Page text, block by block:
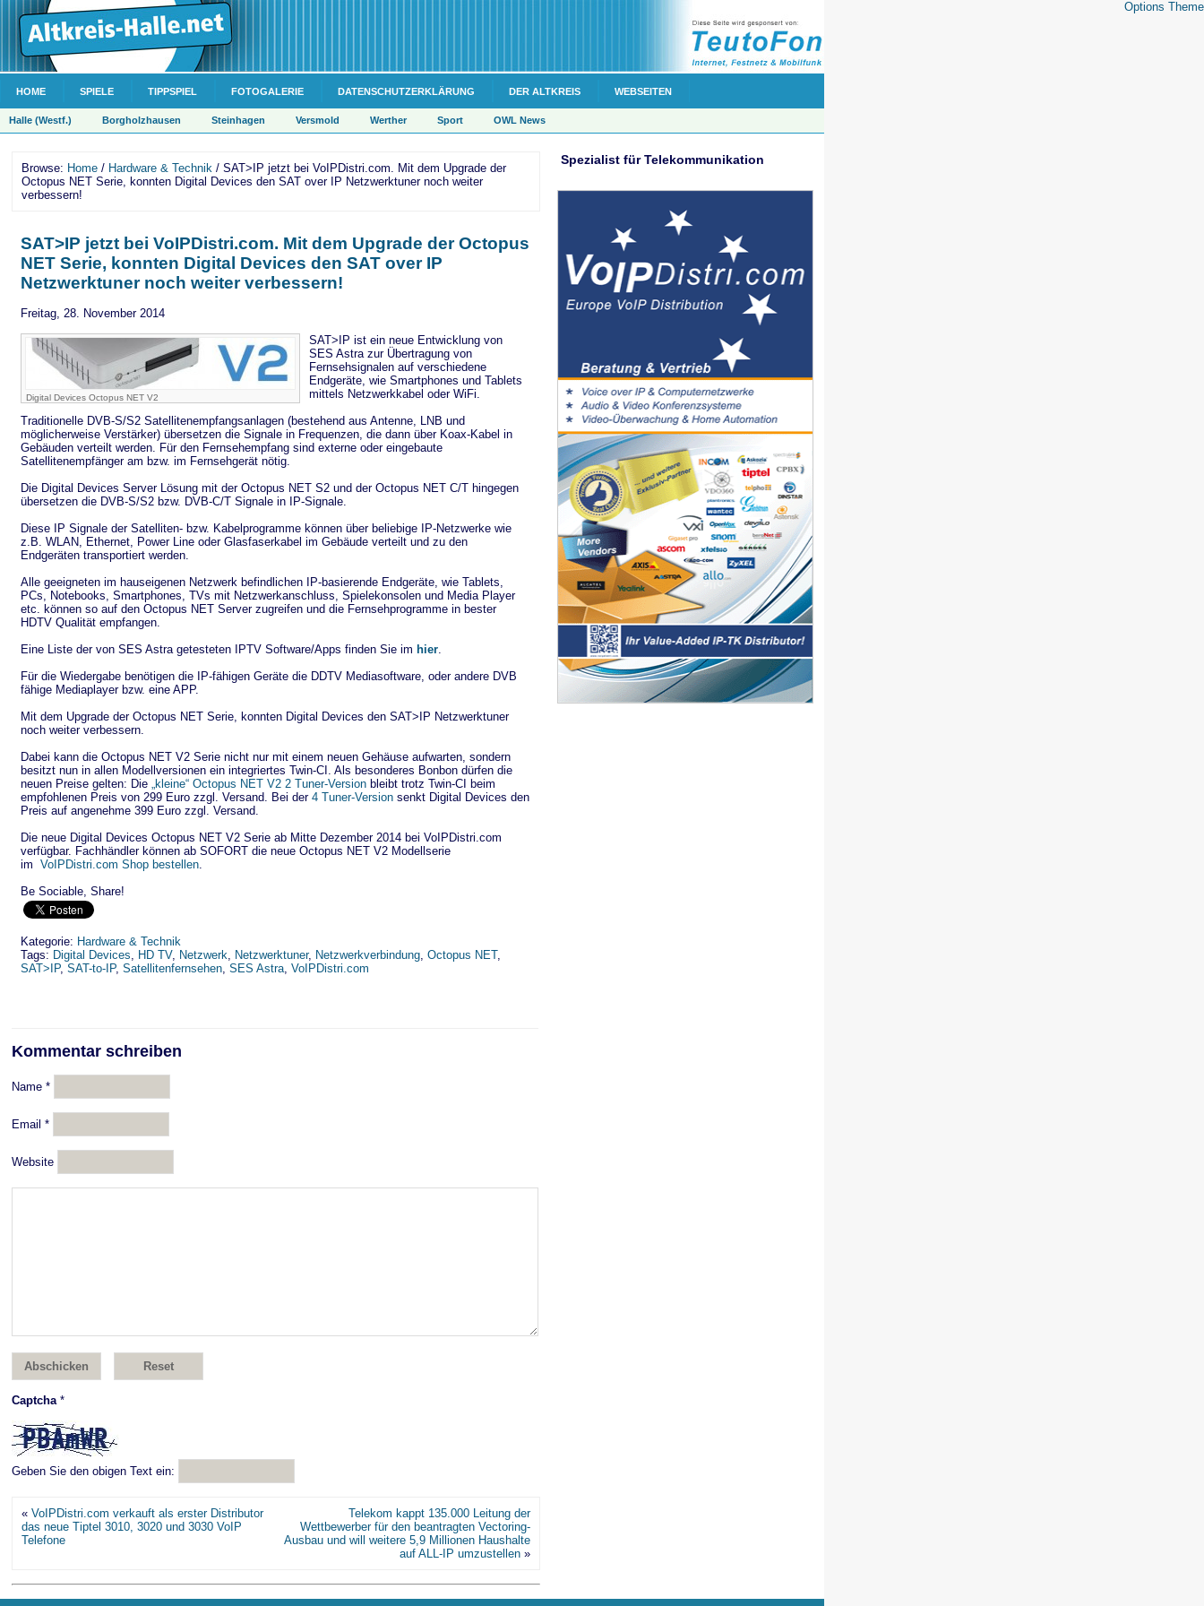
HOME SPIELE TIPPSPIEL FOTOGALERIE DATENSCHUTZERKLÄRUNG DER ALTKREIS WEBSEITEN
Halle (Westf.) Borgholzhausen Steinhagen Versmold Werther Sport OWL News
Browse: Home / Hardware & Technik / SAT>IP jetzt bei VoIPDistri.com. Mit dem Upgrade der
Octopus NET Serie, konnten Digital Devices den SAT over IP Netzwerktuner noch weiter
verbessern!
SAT>IP jetzt bei VoIPDistri.com. Mit dem Upgrade der Octopus
NET Serie, konnten Digital Devices den SAT over IP
Netzwerktuner noch weiter verbessern!
Freitag, 28. November 2014
Digital Devices Octopus NET V2
SAT>IP ist ein neue Entwicklung von
SES Astra zur Übertragung von
Fernsehsignalen auf verschiedene
Endgeräte, wie Smartphones und Tablets
mittels Netzwerkkabel oder WiFi.
Traditionelle DVB-S/S2 Satellitenempfangsanlagen (bestehend aus Antenne, LNB und
möglicherweise Verstärker) übersetzen die Signale in Frequenzen, die dann über Koax-Kabel in
Gebäuden verteilt werden. Für den Fernsehempfang sind externe oder eingebaute
Satellitenempfänger am bzw. im Fernsehgerät nötig.
Die Digital Devices Server Lösung mit der Octopus NET S2 und der Octopus NET C/T hingegen
übersetzen die DVB-S/S2 bzw. DVB-C/T Signale in IP-Signale.
Diese IP Signale der Satelliten- bzw. Kabelprogramme können über beliebige IP-Netzwerke wie
z.B. WLAN, Ethernet, Power Line oder Glasfaserkabel im Gebäude verteilt und zu den
Endgeräten transportiert werden.
Alle geeigneten im hauseigenen Netzwerk befindlichen IP-basierende Endgeräte, wie Tablets,
PCs, Notebooks, Smartphones, TVs mit Netzwerkanschluss, Spielekonsolen und Media Player
etc. können so auf den Octopus NET Server zugreifen und die Fernsehprogramme in bester
HDTV Qualität empfangen.
Eine Liste der von SES Astra getesteten IPTV Software/Apps finden Sie im hier.
Für die Wiedergabe benötigen die IP-fähigen Geräte die DDTV Mediasoftware, oder andere DVB
fähige Mediaplayer bzw. eine APP.
Mit dem Upgrade der Octopus NET Serie, konnten Digital Devices den SAT>IP Netzwerktuner
noch weiter verbessern.
Dabei kann die Octopus NET V2 Serie nicht nur mit einem neuen Gehäuse aufwarten, sondern
besitzt nun in allen Modellversionen ein integriertes Twin-CI. Als besonderes Bonbon dürfen die
neuen Preise gelten: Die „kleine“ Octopus NET V2 2 Tuner-Version bleibt trotz Twin-CI beim
empfohlenen Preis von 299 Euro zzgl. Versand. Bei der 4 Tuner-Version senkt Digital Devices den
Preis auf angenehme 399 Euro zzgl. Versand.
Die neue Digital Devices Octopus NET V2 Serie ab Mitte Dezember 2014 bei VoIPDistri.com
verfügbar. Fachhändler können ab SOFORT die neue Octopus NET V2 Modellserie
im VoIPDistri.com Shop bestellen.
Be Sociable, Share!
Kategorie: Hardware & Technik
Tags: Digital Devices, HD TV, Netzwerk, Netzwerktuner, Netzwerkverbindung, Octopus NET,
SAT>IP, SAT-to-IP, Satellitenfernsehen, SES Astra, VoIPDistri.com
Kommentar schreiben
Name *
Email *
Website
Captcha *
Geben Sie den obigen Text ein:
« VoIPDistri.com verkauft als erster Distributor
das neue Tiptel 3010, 3020 und 3030 VoIP
Telefone
Telekom kappt 135.000 Leitung der
Wettbewerber für den beantragten Vectoring-
Ausbau und will weitere 5,9 Millionen Haushalte
auf ALL-IP umzustellen »
Spezialist für Telekommunikation
Options Theme